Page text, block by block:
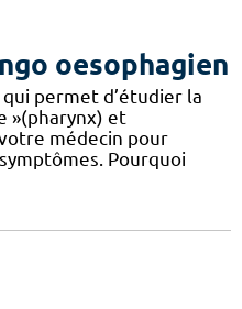
oesophagien
permet d’étudier la
»(pharynx) et
médecin pour
Pourquoi